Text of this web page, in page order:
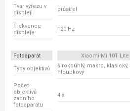
Tvar výřezu v
displeji
průstřel
Frekvence
displeje
120 Hz
Fotoaparát Xiaomi Mi 10T Lite
Typy objektivů
širokoúhlý, makro, klasický,
hloubkový
Počet
objektivů
zadního
fotoaparátu
4 x